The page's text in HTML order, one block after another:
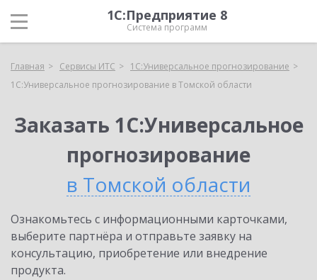
1С:Предприятие 8
Система программ
Главная Сервисы ИТС
1С:Универсальное прогнозирование
1С:Универсальное прогнозирование в Томской области
Заказать 1С:Универсальное
прогнозирование
в Томской области
Ознакомьтесь с информационными карточками,
выберите партнёра и отправьте заявку на
консультацию, приобретение или внедрение
продукта.